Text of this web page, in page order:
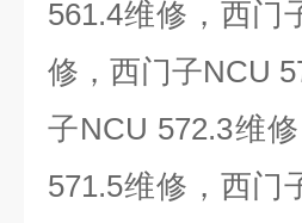
561.4维修，西门
修，西门子NCU
子NCU 572.3维
571.5维修，西门